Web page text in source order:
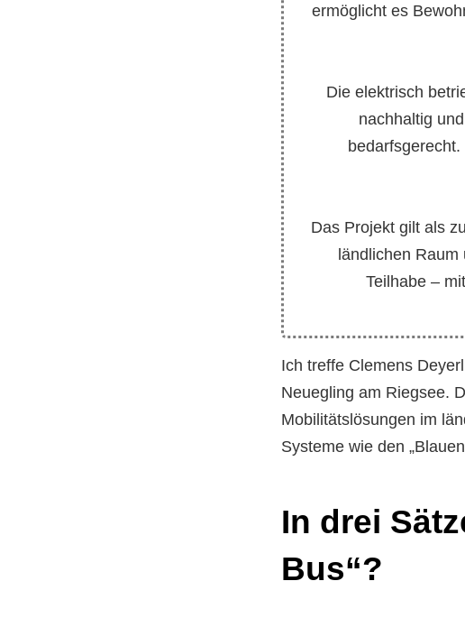
ermöglicht es
Die elektrisch
nachhaltig
Das Projekt gilt als
ländlichen
Teilhabe –
Ich treffe Clemens
Neuegling am Riegsee.
Mobilitätslösungen im
Systeme wie den
In drei
Bus“?